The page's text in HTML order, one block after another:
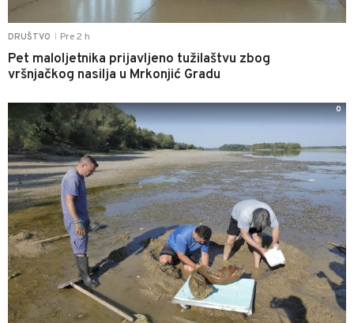
DRUŠTVO Pre 2 h
Pet maloljetnika prijavljeno tužilaštvu zbog
vršnjačkog nasilja u Mrkonjić Gradu
0